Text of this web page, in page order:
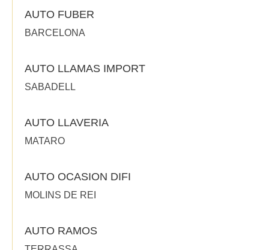
AUTO FUBER
BARCELONA
AUTO LLAMAS IMPORT
SABADELL
AUTO LLAVERIA
MATARO
AUTO OCASION DIFI
MOLINS DE REI
AUTO RAMOS